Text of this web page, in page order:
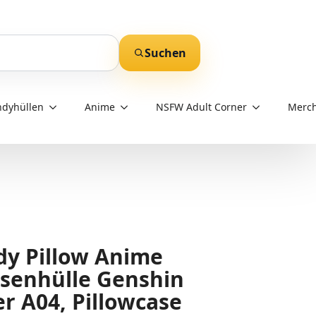
Suchen
Anime NSFW Adult Corner
Pillow Anime
Genshin
A04, Pillowcase